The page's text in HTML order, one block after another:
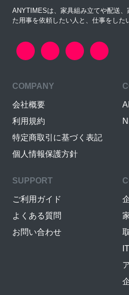
ANYTIMESは、家具組み立てや配送
た用事を依頼したい人と、仕事をした
COMPANY
会社概要
利用規約
特定商取引に基づく表記
個人情報保護方針
SUPPORT
ご利用ガイド
よくある質問
お問い合わせ